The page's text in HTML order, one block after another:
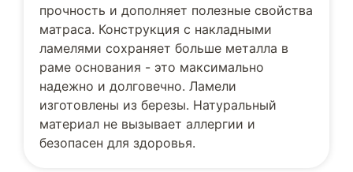
прочность и дополняет полезные свойства
матраса. Конструкция с накладными
ламелями сохраняет больше металла в
раме основания - это максимально
надежно и долговечно. Ламели
изготовлены из березы. Натуральный
материал не вызывает аллергии и
безопасен для здоровья.